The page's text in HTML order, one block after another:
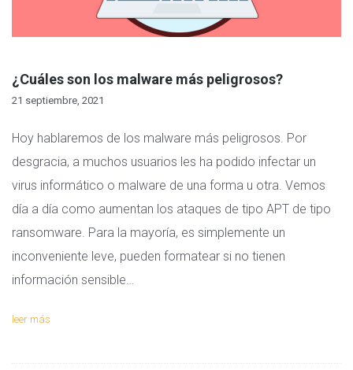
¿Cuáles son los malware más peligrosos?
21 septiembre, 2021
Hoy hablaremos de los malware más peligrosos. Por
desgracia, a muchos usuarios les ha podido infectar un
virus informático o malware de una forma u otra. Vemos
día a día como aumentan los ataques de tipo APT de tipo
ransomware. Para la mayoría, es simplemente un
inconveniente leve, pueden formatear si no tienen
información sensible…
leer más